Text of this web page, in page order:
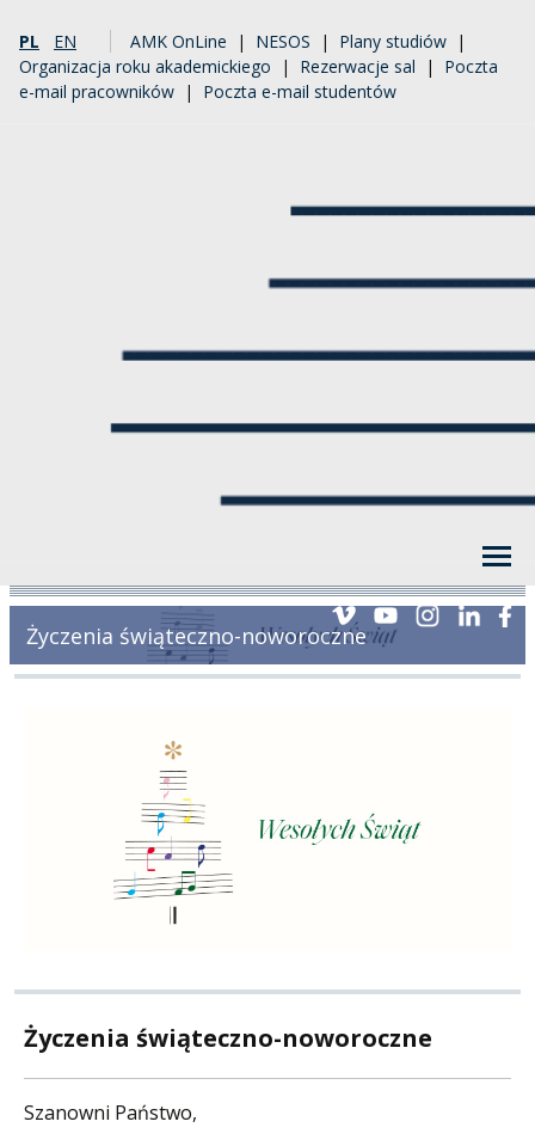
PL EN AMK OnLine | NESOS | Plany studiów |
Organizacja roku akademickiego | Rezerwacje sal | Poczta
e-mail pracowników | Poczta e-mail studentów
Życzenia świąteczno-noworoczne
Życzenia świąteczno-noworoczne
Szanowni Państwo,